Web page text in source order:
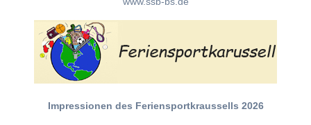
Impressionen des Feriensportkraussells 2026